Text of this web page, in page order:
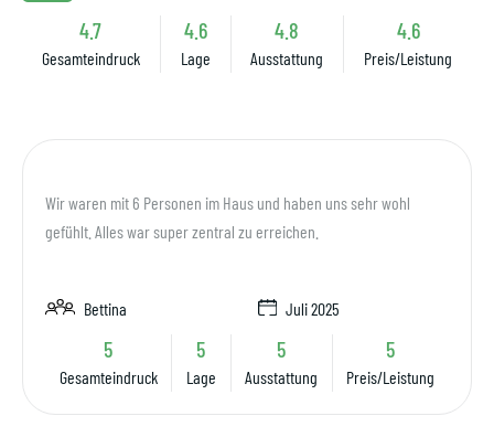
4.7
Gesamteindruck
4.6
Lage
4.8
Ausstattung
4.6
Preis/Leistung
Wir waren mit 6 Personen im Haus und haben uns sehr wohl
gefühlt. Alles war super zentral zu erreichen.
Bettina Juli 2025
5
Gesamteindruck
5
Lage
5
Ausstattung
5
Preis/Leistung